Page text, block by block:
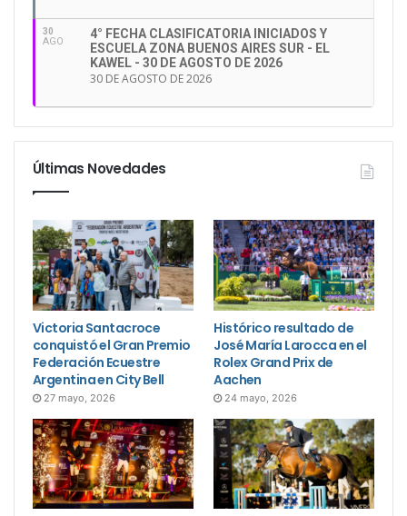
30
AGO
4° FECHA CLASIFICATORIA INICIADOS Y
ESCUELA ZONA BUENOS AIRES SUR - EL
KAWEL - 30 DE AGOSTO DE 2026
30 DE AGOSTO DE 2026
Últimas Novedades
Victoria Santacroce
conquistó el Gran Premio
Federación Ecuestre
Argentina en City Bell
27 mayo, 2026
Histórico resultado de
José María Larocca en el
Rolex Grand Prix de
Aachen
24 mayo, 2026